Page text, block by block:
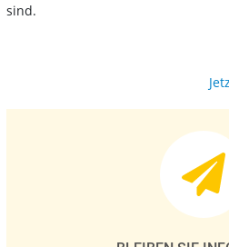
sind.